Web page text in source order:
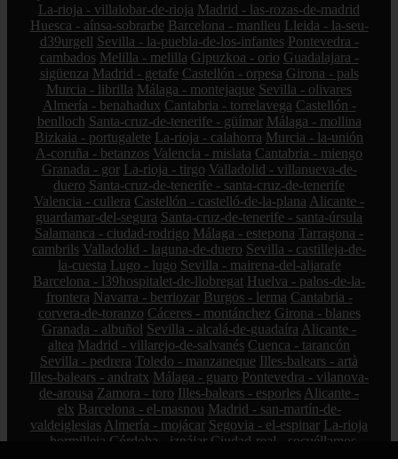
La-rioja - villalobar-de-rioja Madrid - las-rozas-de-madrid
Huesca - aínsa-sobrarbe Barcelona - manlleu Lleida - la-seu-
d39urgell Sevilla - la-puebla-de-los-infantes Pontevedra -
cambados Melilla - melilla Gipuzkoa - orio Guadalajara -
sigüenza Madrid - getafe Castellón - orpesa Girona - pals
Murcia - librilla Málaga - montejaque Sevilla - olivares
Almería - benahadux Cantabria - torrelavega Castellón -
benlloch Santa-cruz-de-tenerife - güímar Málaga - mollina
Bizkaia - portugalete La-rioja - calahorra Murcia - la-unión
A-coruña - betanzos Valencia - mislata Cantabria - miengo
Granada - gor La-rioja - tirgo Valladolid - villanueva-de-
duero Santa-cruz-de-tenerife - santa-cruz-de-tenerife
Valencia - cullera Castellón - castelló-de-la-plana Alicante -
guardamar-del-segura Santa-cruz-de-tenerife - santa-úrsula
Salamanca - ciudad-rodrigo Málaga - estepona Tarragona -
cambrils Valladolid - laguna-de-duero Sevilla - castilleja-de-
la-cuesta Lugo - lugo Sevilla - mairena-del-aljarafe
Barcelona - l39hospitalet-de-llobregat Huelva - palos-de-la-
frontera Navarra - berriozar Burgos - lerma Cantabria -
corvera-de-toranzo Cáceres - montánchez Girona - blanes
Granada - albuñol Sevilla - alcalá-de-guadaíra Alicante -
altea Madrid - villarejo-de-salvanés Cuenca - tarancón
Sevilla - pedrera Toledo - manzaneque Illes-balears - artà
Illes-balears - andratx Málaga - guaro Pontevedra - vilanova-
de-arousa Zamora - toro Illes-balears - esporles Alicante -
elx Barcelona - el-masnou Madrid - san-martín-de-
valdeiglesias Almería - mojácar Segovia - el-espinar La-rioja
- hormilleja Córdoba - iznájar Ciudad-real - socuéllamos